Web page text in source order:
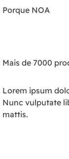
Porque NOA
Mais de 7000
Lorem ipsum
Nunc vulputate
mattis.